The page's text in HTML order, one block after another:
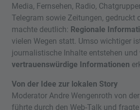
Media, Fernsehen, Radio,
Telegram sowie Zeitungen, gedruckt
machte deutlich: Regionale
vielen Wegen statt. Umso wichtiger
journalistische Inhalte entstehen und
vertrauenswürdige Informationen
Von der Idee zur lokalen Story
Moderator Andre Wengenroth von der
führte durch den Web-Talk und